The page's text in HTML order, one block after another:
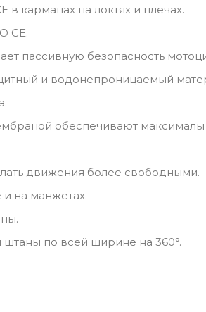
карманах на локтях и плечах.
CE.
пассивную безопасность
и водонепроницаемый
обеспечивают
движения более свободными.
на манжетах.
по всей ширине на 360°.